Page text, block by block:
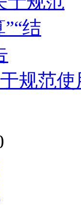
规范使